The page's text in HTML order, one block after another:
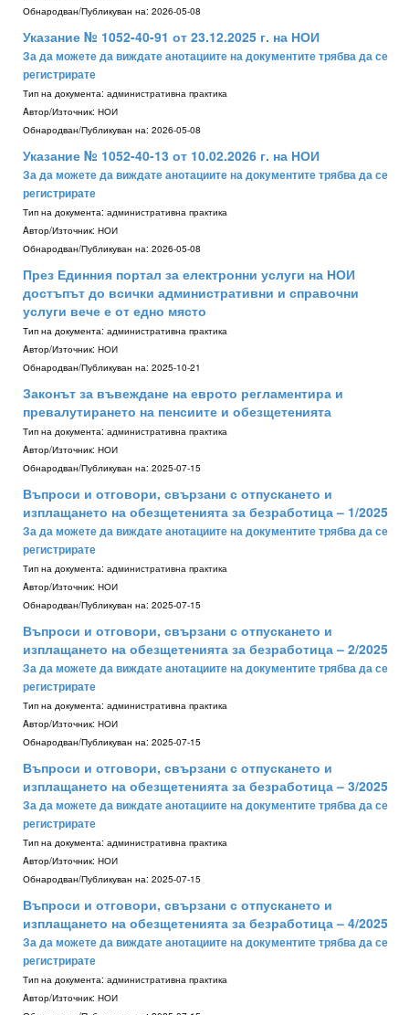
Обнародван/Публикуван на: 2026-05-08
Указание № 1052-40-91 от 23.12.2025 г. на НОИ
За да можете да виждате анотациите на документите трябва да се
регистрирате
Тип на документа: административна практика
Aвтор/Източник: НОИ
Обнародван/Публикуван на: 2026-05-08
Указание № 1052-40-13 от 10.02.2026 г. на НОИ
За да можете да виждате анотациите на документите трябва да се
регистрирате
Тип на документа: административна практика
Aвтор/Източник: НОИ
Обнародван/Публикуван на: 2026-05-08
През Единния портал за електронни услуги на НОИ
достъпът до всички административни и справочни
услуги вече е от едно място
Тип на документа: административна практика
Aвтор/Източник: НОИ
Обнародван/Публикуван на: 2025-10-21
Законът за въвеждане на еврото регламентира и
превалутирането на пенсиите и обезщетенията
Тип на документа: административна практика
Aвтор/Източник: НОИ
Обнародван/Публикуван на: 2025-07-15
Въпроси и отговори, свързани с отпускането и
изплащането на обезщетенията за безработица – 1/2025
За да можете да виждате анотациите на документите трябва да се
регистрирате
Тип на документа: административна практика
Aвтор/Източник: НОИ
Обнародван/Публикуван на: 2025-07-15
Въпроси и отговори, свързани с отпускането и
изплащането на обезщетенията за безработица – 2/2025
За да можете да виждате анотациите на документите трябва да се
регистрирате
Тип на документа: административна практика
Aвтор/Източник: НОИ
Обнародван/Публикуван на: 2025-07-15
Въпроси и отговори, свързани с отпускането и
изплащането на обезщетенията за безработица – 3/2025
За да можете да виждате анотациите на документите трябва да се
регистрирате
Тип на документа: административна практика
Aвтор/Източник: НОИ
Обнародван/Публикуван на: 2025-07-15
Въпроси и отговори, свързани с отпускането и
изплащането на обезщетенията за безработица – 4/2025
За да можете да виждате анотациите на документите трябва да се
регистрирате
Тип на документа: административна практика
Aвтор/Източник: НОИ